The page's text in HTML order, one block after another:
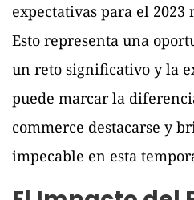
expectativas para el 2023
Esto representa una
un reto significativo y la
puede marcar la
commerce destacarse y
impecable en esta